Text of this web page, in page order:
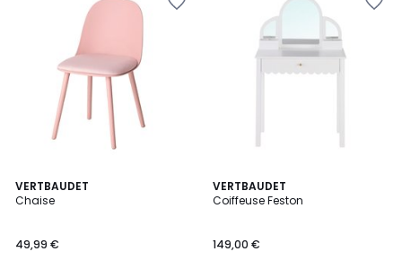
VERTBAUDET
Chaise
49,99 €
2
Couleurs
VERTBAUDET
Coiffeuse Feston
149,00 €